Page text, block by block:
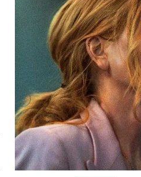
Previous